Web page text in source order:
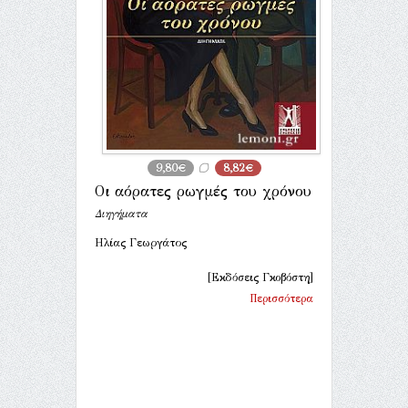
9,80€ 8,82€
Οι αόρατες ρωγμές του χρόνου
Διηγήματα
Ηλίας Γεωργάτος
[Εκδόσεις Γκοβόστη]
Περισσότερα